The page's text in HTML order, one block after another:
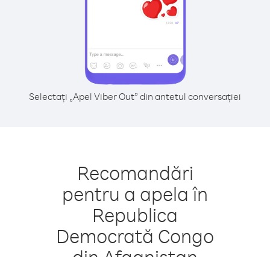
Selectați „Apel Viber Out” din antetul conversației
Recomandări
pentru a apela în
Republica
Democrată Congo